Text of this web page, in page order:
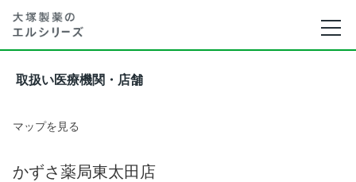
取扱い医療機関・店舗
マップを見る
かずさ薬局東太田店